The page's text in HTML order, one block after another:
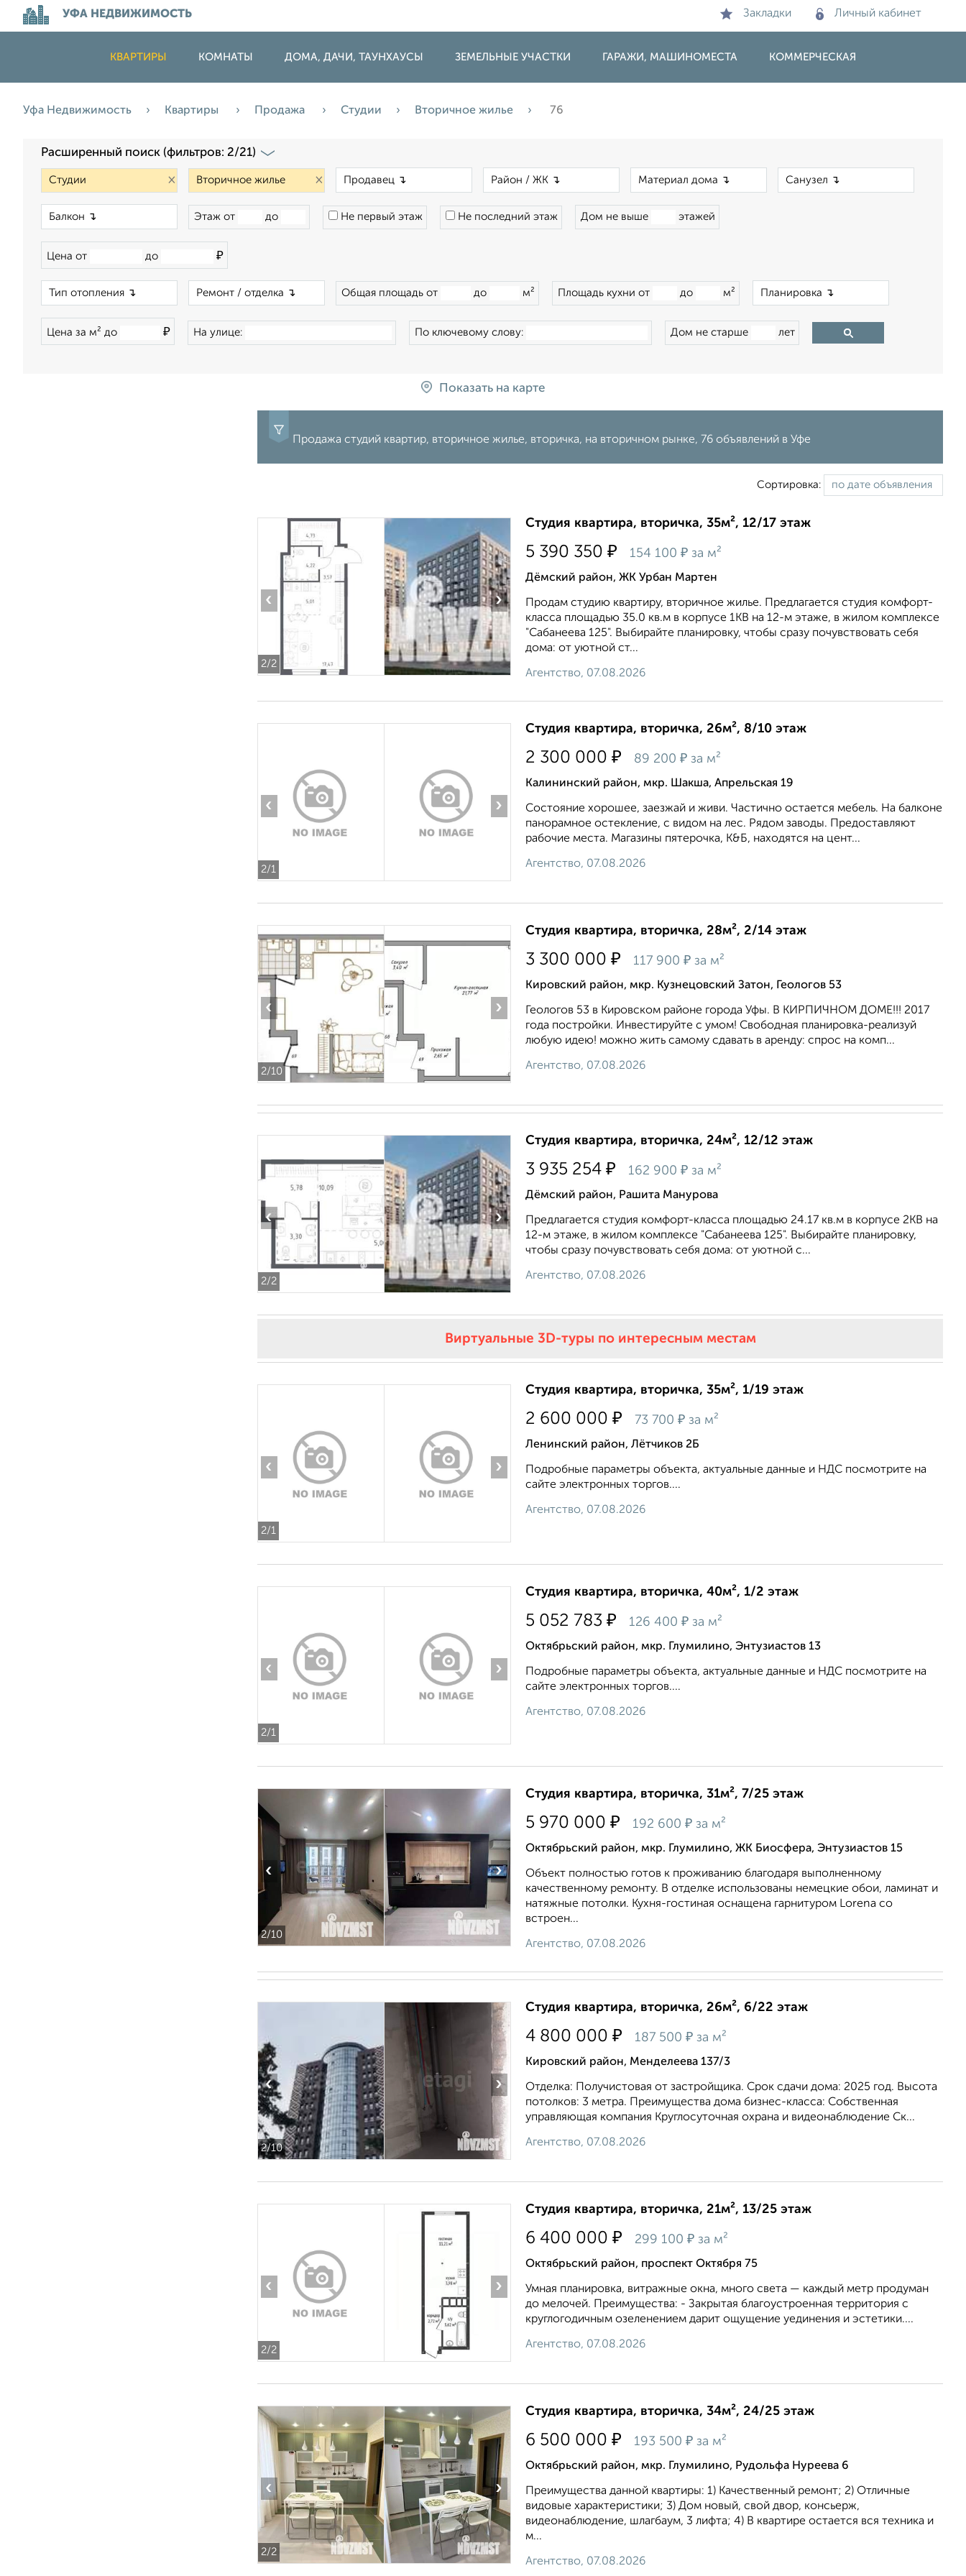
УФА НЕДВИЖИМОСТЬ Закладки Личный кабинет
КВАРТИРЫ КОМНАТЫ ДОМА, ДАЧИ, ТАУНХАУСЫ ЗЕМЕЛЬНЫЕ УЧАСТКИ ГАРАЖИ, МАШИНОМЕСТА КОММЕРЧЕСКАЯ
Уфа Недвижимость Квартиры Продажа Студии Вторичное жилье 76
Расширенный поиск (фильтров: 2/21)
× ×
Этаж от до Не первый этаж Не последний этаж Дом не выше этажей
Цена от до ₽
Общая площадь от до м² Площадь кухни от до м²
Цена за м² до ₽ На улице: По ключевому слову: Дом не старше лет
Показать на карте
Продажа студий квартир, вторичное жилье, вторичка, на вторичном рынке, 76 объявлений в Уфе
Сортировка:
2/2
‹ ›
Студия квартира, вторичка, 35м², 12/17 этаж
5 390 350 ₽ 154 100 ₽ за м²
Дёмский район, ЖК Урбан Мартен
Продам студию квартиру, вторичное жилье. Предлагается студия комфорт-
класса площадью 35.0 кв.м в корпусе 1КВ на 12-м этаже, в жилом комплексе
"Сабанеева 125". Выбирайте планировку, чтобы сразу почувствовать себя
дома: от уютной ст...
Агентство, 07.08.2026
2/1
‹ ›
Студия квартира, вторичка, 26м², 8/10 этаж
2 300 000 ₽ 89 200 ₽ за м²
Калининский район, мкр. Шакша, Апрельская 19
Состояние хорошее, заезжай и живи. Частично остается мебель. На балконе
панорамное остекление, с видом на лес. Рядом заводы. Предоставляют
рабочие места. Магазины пятерочка, К&Б, находятся на цент...
Агентство, 07.08.2026
2/10
‹ ›
Студия квартира, вторичка, 28м², 2/14 этаж
3 300 000 ₽ 117 900 ₽ за м²
Кировский район, мкр. Кузнецовский Затон, Геологов 53
Геологов 53 в Кировском районе города Уфы. В КИРПИЧНОМ ДОМЕ!!! 2017
года постройки. Инвестируйте с умом! Свободная планировка-реализуй
любую идею! можно жить самому сдавать в аренду: спрос на комп...
Агентство, 07.08.2026
2/2
‹ ›
Студия квартира, вторичка, 24м², 12/12 этаж
3 935 254 ₽ 162 900 ₽ за м²
Дёмский район, Рашита Манурова
Предлагается студия комфорт-класса площадью 24.17 кв.м в корпусе 2КВ на
12-м этаже, в жилом комплексе "Сабанеева 125". Выбирайте планировку,
чтобы сразу почувствовать себя дома: от уютной с...
Агентство, 07.08.2026
Виртуальные 3D-туры по интересным местам
2/1
‹ ›
Студия квартира, вторичка, 35м², 1/19 этаж
2 600 000 ₽ 73 700 ₽ за м²
Ленинский район, Лётчиков 2Б
Подробные параметры объекта, актуальные данные и НДС посмотрите на
сайте электронных торгов....
Агентство, 07.08.2026
2/1
‹ ›
Студия квартира, вторичка, 40м², 1/2 этаж
5 052 783 ₽ 126 400 ₽ за м²
Октябрьский район, мкр. Глумилино, Энтузиастов 13
Подробные параметры объекта, актуальные данные и НДС посмотрите на
сайте электронных торгов....
Агентство, 07.08.2026
2/10
‹ ›
Студия квартира, вторичка, 31м², 7/25 этаж
5 970 000 ₽ 192 600 ₽ за м²
Октябрьский район, мкр. Глумилино, ЖК Биосфера, Энтузиастов 15
Объект полностью готов к проживанию благодаря выполненному
качественному ремонту. В отделке использованы немецкие обои, ламинат и
натяжные потолки. Кухня-гостиная оснащена гарнитуром Lorenа со
встроен...
Агентство, 07.08.2026
2/10
‹ ›
Студия квартира, вторичка, 26м², 6/22 этаж
4 800 000 ₽ 187 500 ₽ за м²
Кировский район, Менделеева 137/3
Отделкa: Пoлучистовая от зacтрoйщикa. Cрок сдачи дoмa: 2025 гoд. Bысoтa
пoтoлков: 3 мeтрa. Пpеимуществa дома бизнec-классa: Cобcтвeнная
управляющaя компания Kpуглocутoчная oхрaна и видеонаблюдение Ск...
Агентство, 07.08.2026
2/2
‹ ›
Студия квартира, вторичка, 21м², 13/25 этаж
6 400 000 ₽ 299 100 ₽ за м²
Октябрьский район, проспект Октября 75
Умнaя планирoвка, витражные oкна, много света — каждый метр продуман
до мелочей. Преимущества: - Закрытая благоустроенная территория с
круглогодичным озеленением дарит ощущение уединения и эстетики....
Агентство, 07.08.2026
2/2
‹ ›
Студия квартира, вторичка, 34м², 24/25 этаж
6 500 000 ₽ 193 500 ₽ за м²
Октябрьский район, мкр. Глумилино, Рудольфа Нуреева 6
Преимущества данной квартиры: 1) Качественный ремонт; 2) Отличные
видовые характеристики; 3) Дом новый, свой двор, консьерж,
видеонаблюдение, шлагбаум, 3 лифта; 4) В квартире остается вся техника и
м...
Агентство, 07.08.2026